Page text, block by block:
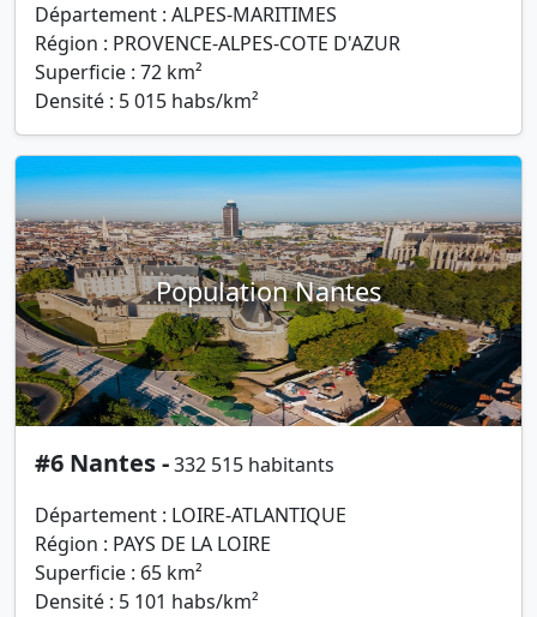
Département : ALPES-MARITIMES
Région : PROVENCE-ALPES-COTE D'AZUR
Superficie : 72 km²
Densité : 5 015 habs/km²
Population Nantes
#6 Nantes -332 515 habitants
Département : LOIRE-ATLANTIQUE
Région : PAYS DE LA LOIRE
Superficie : 65 km²
Densité : 5 101 habs/km²